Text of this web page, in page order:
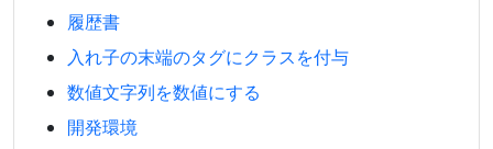
履歴書
入れ子の末端のタグにクラスを付与
数値文字列を数値にする
開発環境